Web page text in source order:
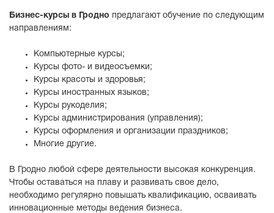
Бизнес-курсы в Гродно предлагают обучение по следующим
направлениям:
Компьютерные курсы;
Курсы фото- и видеосъемки;
Курсы красоты и здоровья;
Курсы иностранных языков;
Курсы рукоделия;
Курсы администрирования (управления);
Курсы оформления и организации праздников;
Многие другие.
В Гродно любой сфере деятельности высокая конкуренция.
Чтобы оставаться на плаву и развивать свое дело,
необходимо регулярно повышать квалификацию, осваивать
инновационные методы ведения бизнеса.